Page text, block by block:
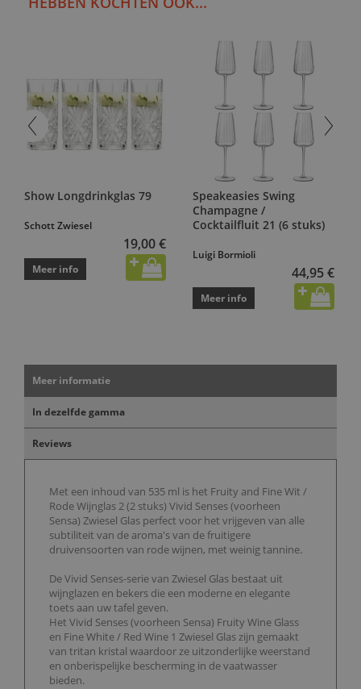
Show Longdrinkglas 79
Schott Zwiesel
19,00 €
Meer info
Speakeasies Swing
Champagne /
Cocktailfluit 21 (6 stuks)
Luigi Bormioli
44,95 €
Meer info
Meer informatie
In dezelfde gamma
Reviews
Met een inhoud van 535 ml is het Fruity and Fine Wit /
Rode Wijnglas 2 (2 stuks) Vivid Senses (voorheen
Sensa) Zwiesel Glas perfect voor het vrijgeven van alle
subtiliteit van de aroma's van de fruitigere
druivensoorten van rode wijnen, met weinig tannine.
De Vivid Senses-serie van Zwiesel Glas bestaat uit
wijnglazen en bekers die een moderne en elegante
toets aan uw tafel geven.
Het Vivid Senses (voorheen Sensa) Fruity Wine Glass
en Fine White / Red Wine 1 Zwiesel Glas zijn gemaakt
van tritan kristal waardoor ze uitzonderlijke weerstand
en onberispelijke bescherming in de vaatwasser
bieden.